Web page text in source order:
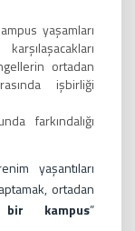
yaşamları
ortadan
işbirliği
farkındalığı
yaşantıları
ortadan
bir kampus”